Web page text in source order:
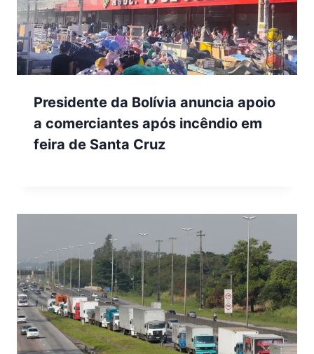
Presidente da Bolívia anuncia apoio
a comerciantes após incêndio em
feira de Santa Cruz